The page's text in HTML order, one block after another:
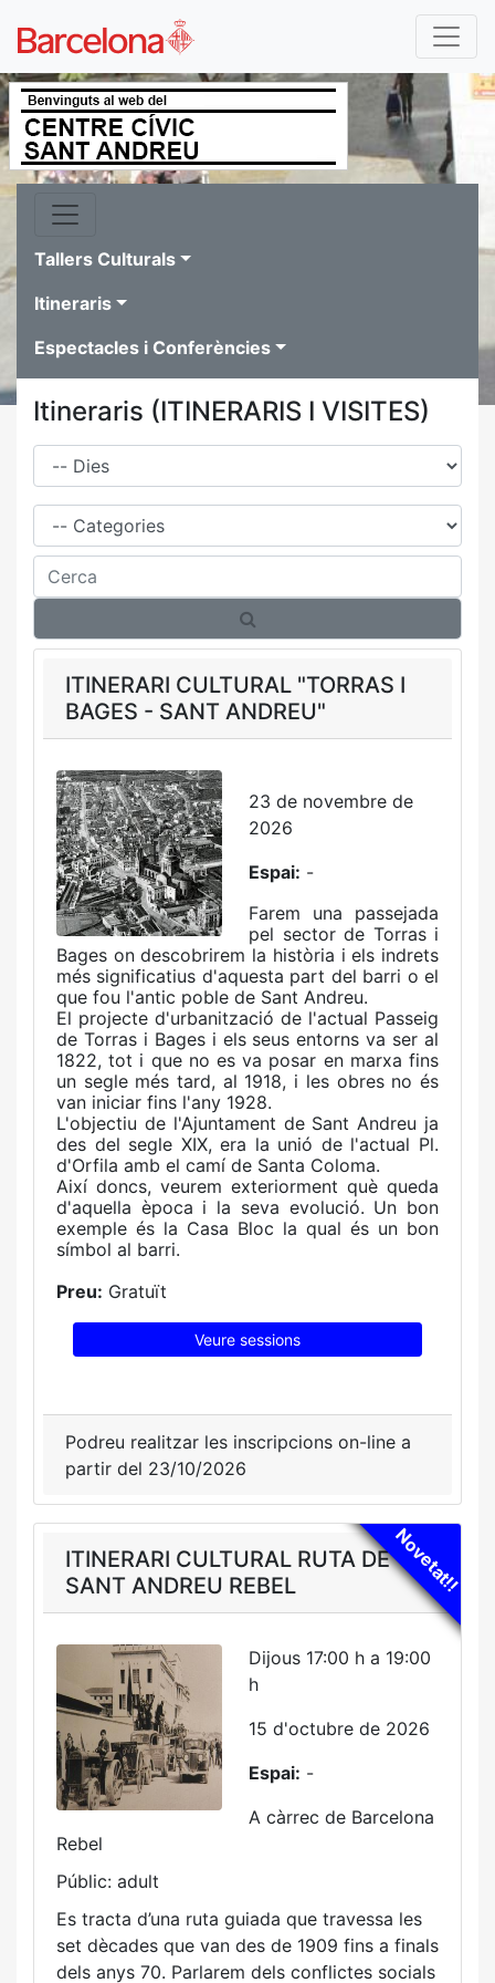
Tallers Culturals
Itineraris
Espectacles i Conferències
Itineraris (ITINERARIS I VISITES)
Dies
Família
Cerca
ITINERARI CULTURAL "TORRAS I
BAGES - SANT ANDREU"
23 de novembre de
2026
Espai: -
Farem una passejada
pel sector de Torras i
Bages on descobrirem la història i els indrets
més significatius d'aquesta part del barri o el
que fou l'antic poble de Sant Andreu.
El projecte d'urbanització de l'actual Passeig
de Torras i Bages i els seus entorns va ser al
1822, tot i que no es va posar en marxa fins
un segle més tard, al 1918, i les obres no és
van iniciar fins l'any 1928.
L'objectiu de l'Ajuntament de Sant Andreu ja
des del segle XIX, era la unió de l'actual Pl.
d'Orfila amb el camí de Santa Coloma.
Així doncs, veurem exteriorment què queda
d'aquella època i la seva evolució. Un bon
exemple és la Casa Bloc la qual és un bon
símbol al barri.
Preu: Gratuït
Veure sessions
Podreu realitzar les inscripcions on-line a
partir del 23/10/2026
Novetat!!
ITINERARI CULTURAL RUTA DE
SANT ANDREU REBEL
Dijous 17:00 h a 19:00
h
15 d'octubre de 2026
Espai: -
A càrrec de Barcelona
Rebel
Públic: adult
Es tracta d’una ruta guiada que travessa les
set dècades que van des de 1909 fins a finals
dels anys 70. Parlarem dels conflictes socials